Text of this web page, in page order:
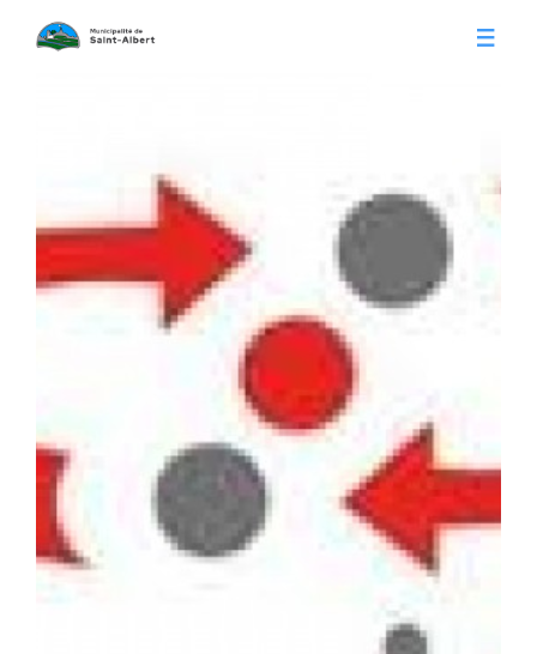
Séances du conseil
Gestion des déchets
Réglementation
Conseil municipal
Calendrier municipal
Contact
Parc canin